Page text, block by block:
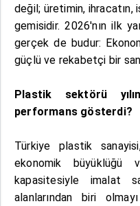
değil; üretimin, ihracatın,
gemisidir. 2026'nın ilk
gerçek de budur:
güçlü ve rekabetçi bir
Plastik sektörü
performans gösterdi?
Türkiye plastik
ekonomik
kapasitesiyle imalat
alanlarından biri